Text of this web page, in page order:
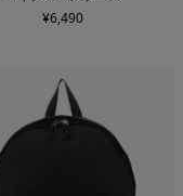
¥6,490